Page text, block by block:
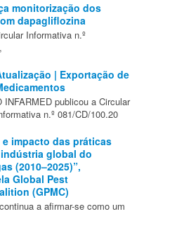
monitorização dos
dapagliflozina
Informativa n.º
| Exportação de
INFARMED publicou a Circular
n.º 081/CD/100.20
impacto das práticas
global do
(2010–2025)”,
Global Pest
(GPMC)
a afirmar-se como um